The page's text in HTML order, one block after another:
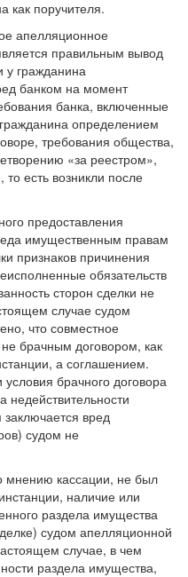
апелляционное
правильным вывод
у гражданина
банком на момент
банка, включенные
определением
требования общества,
«за реестром»,
есть возникли после
предоставления
имущественным правам
признаков причинения
обязательств
сторон сделки не
случае судом
что совместное
брачным договором, как
а соглашением.
брачного договора
недействительности
вред
судом не
кассации, не был
наличие или
раздела имущества
судом апелляционной
случае, в чем
раздела имущества,
указано.